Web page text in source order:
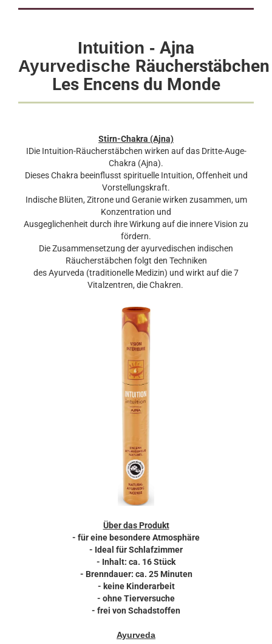
Intuition - Ajna
Ayurvedische Räucherstäbchen
Les Encens du Monde
Stirn-Chakra (Ajna)
IDie Intuition-Räucherstäbchen wirken auf das Dritte-Auge-
Chakra (Ajna).
Dieses Chakra beeinflusst spirituelle Intuition, Offenheit und
Vorstellungskraft.
Indische Blüten, Zitrone und Geranie wirken zusammen, um
Konzentration und
Ausgeglichenheit durch ihre Wirkung auf die innere Vision zu
fördern.
Die Zusammensetzung der ayurvedischen indischen
Räucherstäbchen folgt den Techniken
des Ayurveda (traditionelle Medizin) und wirkt auf die 7
Vitalzentren, die Chakren.
Über das Produkt
- für eine besondere Atmosphäre
- Ideal für Schlafzimmer
- Inhalt: ca. 16 Stück
- Brenndauer: ca. 25 Minuten
- keine Kinderarbeit
- ohne Tierversuche
- frei von Schadstoffen
Ayurveda